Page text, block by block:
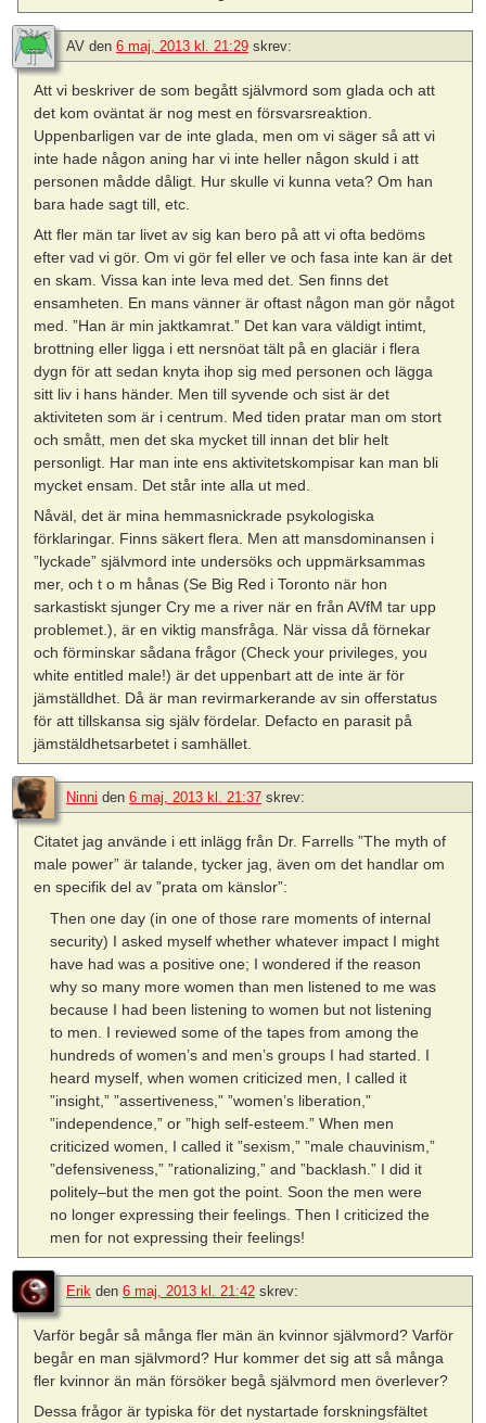
AV den 6 maj, 2013 kl. 21:29 skrev:
Att vi beskriver de som begått självmord som glada och att
det kom oväntat är nog mest en försvarsreaktion.
Uppenbarligen var de inte glada, men om vi säger så att vi
inte hade någon aning har vi inte heller någon skuld i att
personen mådde dåligt. Hur skulle vi kunna veta? Om han
bara hade sagt till, etc.
Att fler män tar livet av sig kan bero på att vi ofta bedöms
efter vad vi gör. Om vi gör fel eller ve och fasa inte kan är det
en skam. Vissa kan inte leva med det. Sen finns det
ensamheten. En mans vänner är oftast någon man gör något
med. ”Han är min jaktkamrat.” Det kan vara väldigt intimt,
brottning eller ligga i ett nersnöat tält på en glaciär i flera
dygn för att sedan knyta ihop sig med personen och lägga
sitt liv i hans händer. Men till syvende och sist är det
aktiviteten som är i centrum. Med tiden pratar man om stort
och smått, men det ska mycket till innan det blir helt
personligt. Har man inte ens aktivitetskompisar kan man bli
mycket ensam. Det står inte alla ut med.
Nåväl, det är mina hemmasnickrade psykologiska
förklaringar. Finns säkert flera. Men att mansdominansen i
”lyckade” självmord inte undersöks och uppmärksammas
mer, och t o m hånas (Se Big Red i Toronto när hon
sarkastiskt sjunger Cry me a river när en från AVfM tar upp
problemet.), är en viktig mansfråga. När vissa då förnekar
och förminskar sådana frågor (Check your privileges, you
white entitled male!) är det uppenbart att de inte är för
jämställdhet. Då är man revirmarkerande av sin offerstatus
för att tillskansa sig själv fördelar. Defacto en parasit på
jämstäldhetsarbetet i samhället.
Ninni den 6 maj, 2013 kl. 21:37 skrev:
Citatet jag använde i ett inlägg från Dr. Farrells ”The myth of
male power” är talande, tycker jag, även om det handlar om
en specifik del av ”prata om känslor”:
Then one day (in one of those rare moments of internal
security) I asked myself whether whatever impact I might
have had was a positive one; I wondered if the reason
why so many more women than men listened to me was
because I had been listening to women but not listening
to men. I reviewed some of the tapes from among the
hundreds of women’s and men’s groups I had started. I
heard myself, when women criticized men, I called it
”insight,” ”assertiveness,” ”women’s liberation,”
”independence,” or ”high self-esteem.” When men
criticized women, I called it ”sexism,” ”male chauvinism,”
”defensiveness,” ”rationalizing,” and ”backlash.” I did it
politely–but the men got the point. Soon the men were
no longer expressing their feelings. Then I criticized the
men for not expressing their feelings!
Erik den 6 maj, 2013 kl. 21:42 skrev:
Varför begår så många fler män än kvinnor självmord? Varför
begår en man självmord? Hur kommer det sig att så många
fler kvinnor än män försöker begå självmord men överlever?
Dessa frågor är typiska för det nystartade forskningsfältet